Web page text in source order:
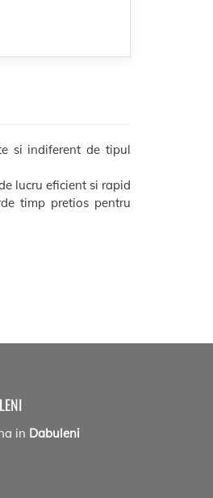
si indiferent de tipul
lucru eficient si rapid
timp pretios pentru
in Dabuleni